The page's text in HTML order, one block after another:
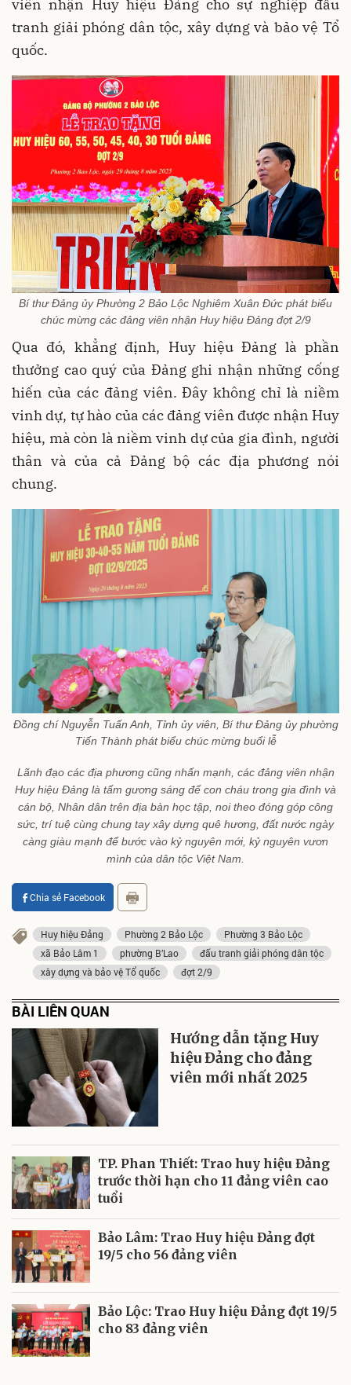
viên nhận Huy hiệu Đảng cho sự nghiệp đấu
tranh giải phóng dân tộc, xây dựng và bảo vệ Tổ
quốc.
Bí thư Đảng ủy Phường 2 Bảo Lộc Nghiêm Xuân Đức phát biểu
chúc mừng các đảng viên nhận Huy hiệu Đảng đợt 2/9
Qua đó, khẳng định, Huy hiệu Đảng là phần
thưởng cao quý của Đảng ghi nhận những cống
hiến của các đảng viên. Đây không chỉ là niềm
vinh dự, tự hào của các đảng viên được nhận Huy
hiệu, mà còn là niềm vinh dự của gia đình, người
thân và của cả Đảng bộ các địa phương nói
chung.
Đồng chí Nguyễn Tuấn Anh, Tỉnh ủy viên, Bí thư Đảng ủy phường
Tiến Thành phát biểu chúc mừng buổi lễ
Lãnh đạo các địa phương cũng nhấn mạnh, các đảng viên nhận
Huy hiệu Đảng là tấm gương sáng để con cháu trong gia đình và
cán bộ, Nhân dân trên địa bàn học tập, noi theo đóng góp công
sức, trí tuệ cùng chung tay xây dựng quê hương, đất nước ngày
càng giàu mạnh để bước vào kỷ nguyên mới, kỷ nguyên vươn
mình của dân tộc Việt Nam.
Chia sẻ Facebook
Huy hiệu Đảng Phường 2 Bảo Lộc
Phường 3 Bảo Lộc
xã Bảo Lâm 1
phường B’Lao
đấu tranh giải phóng dân tộc
xây dựng và bảo vệ Tổ quốc
đợt 2/9
BÀI LIÊN QUAN
Hướng dẫn tặng Huy
hiệu Đảng cho đảng
viên mới nhất 2025
TP. Phan Thiết: Trao huy hiệu Đảng
trước thời hạn cho 11 đảng viên cao
tuổi
Bảo Lâm: Trao Huy hiệu Đảng đợt
19/5 cho 56 đảng viên
Bảo Lộc: Trao Huy hiệu Đảng đợt 19/5
cho 83 đảng viên